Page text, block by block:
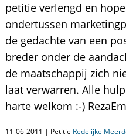
petitie verlengd en
ondertussen
de gedachte van een
breder onder de
de maatschappij zich
laat verwarren. Alle
harte welkom :-)
11-06-2011 | Petitie Redelijke